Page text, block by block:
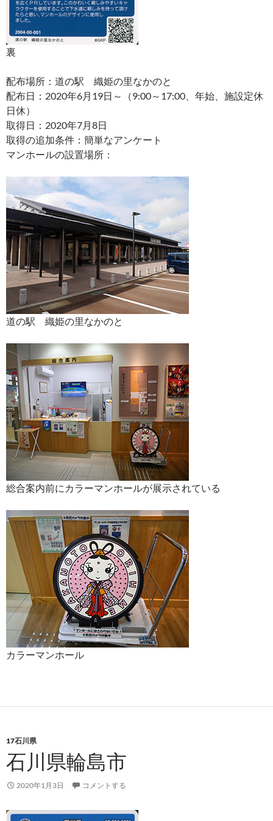
裏
配布場所：道の駅 織姫の里なかのと
配布日：2020年6月19日～（9:00～17:00、年始、施設定休
日休）
取得日：2020年7月8日
取得の追加条件：簡単なアンケート
マンホールの設置場所：
道の駅 織姫の里なかのと
総合案内前にカラーマンホールが展示されている
カラーマンホール
17石川県
石川県輪島市
2020年1月3日 コメントする